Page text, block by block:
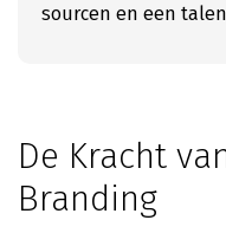
sourcen en een
De Kracht
Branding